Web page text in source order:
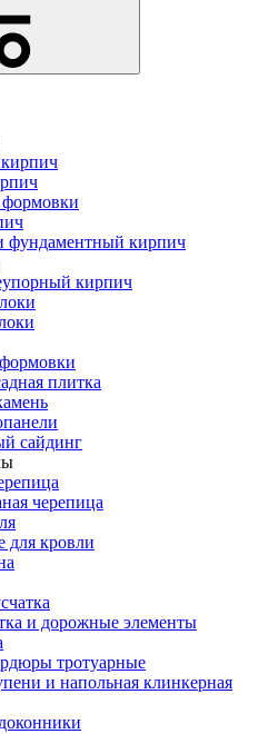
фундаментный кирпич
кирпич
плитка
сайдинг
черепица
кровли
и дорожные элементы
тротуарные
и напольная клинкерная